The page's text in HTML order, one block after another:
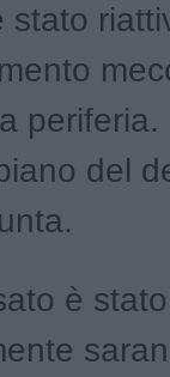
stato
del
è